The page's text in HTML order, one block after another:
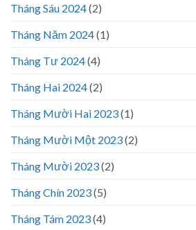
Tháng Sáu 2024(2)
Tháng Năm 2024(1)
Tháng Tư 2024(4)
Tháng Hai 2024(2)
Tháng Mười Hai 2023(1)
Tháng Mười Một 2023(2)
Tháng Mười 2023(2)
Tháng Chín 2023(5)
Tháng Tám 2023(4)